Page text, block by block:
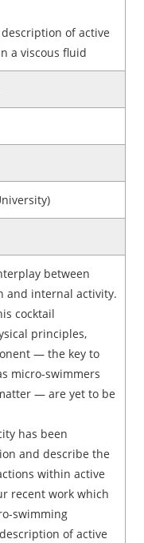
サイトマップ
寄付のご案内
of active
a viscous fluid
between
and internal activity.
cocktail
principles,
— the key to
micro-swimmers
— are yet to be
has been
and describe the
within active
recent work which
swimming
of active